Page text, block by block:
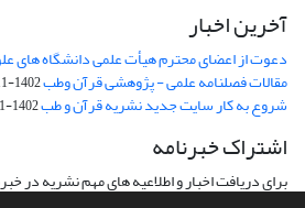
آخرین اخبار
دعوت از اعضای محترم هیأت علمی دانشگاه های
مقالات فصلنامه علمی - پژوهشی قرآن وطب1402-11-07
شروع به کار سایت جدید نشریه قرآن و طب1402-11-07
اشتراک خبرنامه
برای دریافت اخبار و اطلاعیه های مهم نشریه در